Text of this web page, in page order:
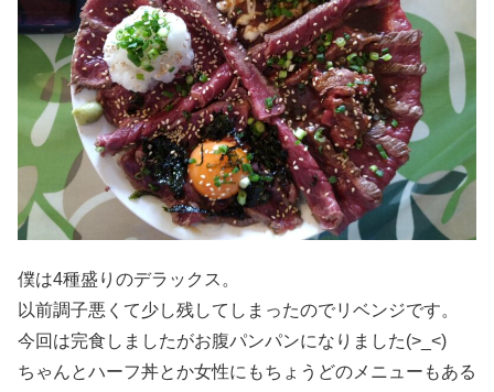
僕は4種盛りのデラックス。
以前調子悪くて少し残してしまったのでリベンジです。
今回は完食しましたがお腹パンパンになりました(>_<)
ちゃんとハーフ丼とか女性にもちょうどのメニューもある